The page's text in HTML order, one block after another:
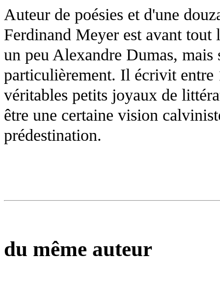
Auteur de poésies et d'une
Ferdinand Meyer est avant
un peu Alexandre Dumas,
particulièrement. Il écrivit entre
véritables petits joyaux de
être une certaine vision
prédestination.
du même auteur